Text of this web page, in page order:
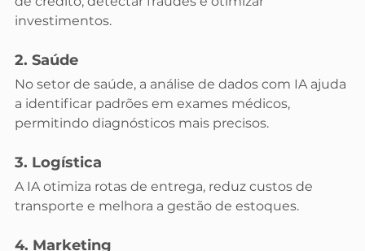
investimentos.
2. Saúde
No setor de saúde, a análise de dados com IA ajuda
a identificar padrões em exames médicos,
permitindo diagnósticos mais precisos.
3. Logística
A IA otimiza rotas de entrega, reduz custos de
transporte e melhora a gestão de estoques.
4. Marketing